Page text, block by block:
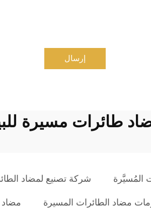
إرسال
طائرات مسيرة
المُسيَّرة شركة تصنيع لمضاد
مضاد الطائرات المسيرة مضاد